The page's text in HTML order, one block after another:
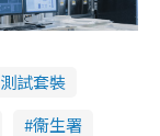
試套裝
衞生署